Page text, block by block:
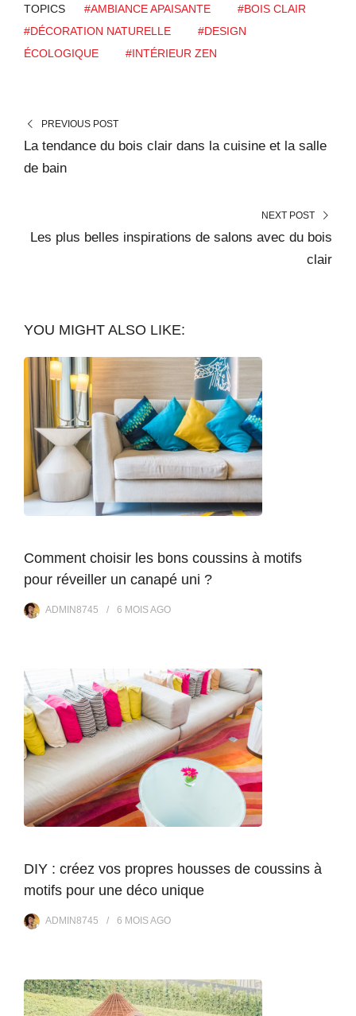
TOPICS #AMBIANCE APAISANTE
#BOIS CLAIR
#DÉCORATION NATURELLE
#DESIGN
ÉCOLOGIQUE
#INTÉRIEUR ZEN
PREVIOUS POST
La tendance du bois clair dans la cuisine et la salle
de bain
NEXT POST
Les plus belles inspirations de salons avec du bois
clair
YOU MIGHT ALSO LIKE:
Comment choisir les bons coussins à motifs
pour réveiller un canapé uni ?
ADMIN8745 6 MOISAGO
DIY : créez vos propres housses de coussins à
motifs pour une déco unique
ADMIN8745 6 MOISAGO